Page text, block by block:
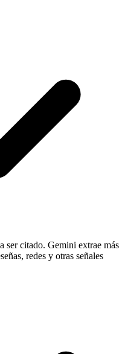
ser citado. Gemini extrae más
redes y otras señales